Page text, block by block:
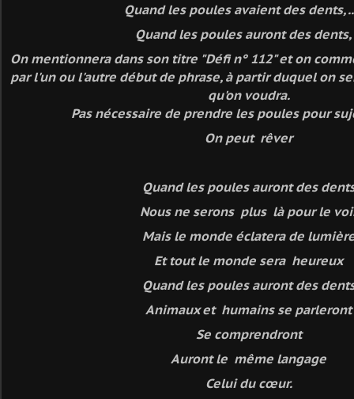
Quand les poules avaient des dents,
Quand les poules auront des dents,
On mentionnera dans son titre "Défi n° 112" et on
par l'un ou l'autre début de phrase, à partir duquel on
qu'on voudra.
Pas nécessaire de prendre les poules pour
On peut rêver
Quand les poules auront des
Nous ne serons plus là pour le
Mais le monde éclatera de
Et tout le monde sera heureux
Quand les poules auront des
Animaux et humains se parleront
Se comprendront
Auront le même langage
Celui du cœur.